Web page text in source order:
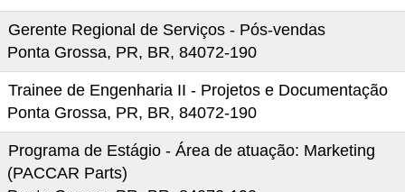
Gerente Regional de Serviços - Pós-vendas
Ponta Grossa, PR, BR, 84072-190
Trainee de Engenharia II - Projetos e Documentação
Ponta Grossa, PR, BR, 84072-190
Programa de Estágio - Área de atuação: Marketing
(PACCAR Parts)